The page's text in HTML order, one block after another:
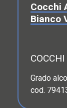
Cocchi
Bianco
Grado
cod.